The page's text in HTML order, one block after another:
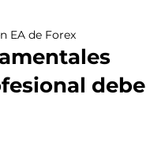
EA de Forex
debe